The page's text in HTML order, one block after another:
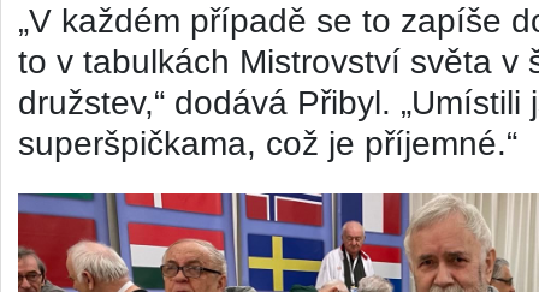
„V každém případě se to zapíše
to v tabulkách Mistrovství světa v
družstev,“ dodává Přibyl. „Umístili
superšpičkama, což je příjemné.“